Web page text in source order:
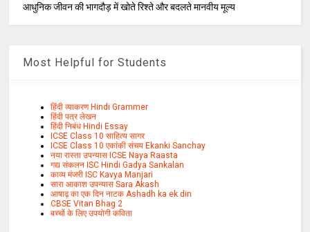
आधुनिक जीवन की भागदौड़ में खोते रिश्ते और बदलते मानवीय मूल्य
Most Helpful for Students
हिंदी व्याकरण Hindi Grammer
हिंदी पत्र लेखन
हिंदी निबंध Hindi Essay
ICSE Class 10 साहित्य सागर
ICSE Class 10 एकांकी संचय Ekanki Sanchay
नया रास्ता उपन्यास ICSE Naya Raasta
गद्य संकलन ISC Hindi Gadya Sankalan
काव्य मंजरी ISC Kavya Manjari
सारा आकाश उपन्यास Sara Akash
आषाढ़ का एक दिन नाटक Ashadh ka ek din
CBSE Vitan Bhag 2
बच्चों के लिए उपयोगी कविता